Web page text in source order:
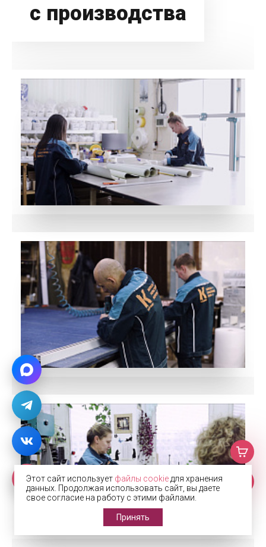
с производства
Этот сайт использует файлы cookie для хранения
данных. Продолжая использовать сайт, вы даете
свое согласие на работу с этими файлами.
Принять